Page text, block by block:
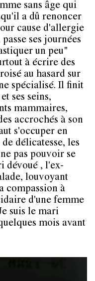
sans âge qui
a dû renoncer
cause d'allergie
ses journées
un peu"
à écrire des
au hasard sur
spécialisé. Il finit
ses seins,
mammaires,
accrochés à son
s'occuper en
délicatesse, les
pas pouvoir se
dévoué , l'ex-
louvoyant
compassion à
d'une femme
suis le mari
mois avant